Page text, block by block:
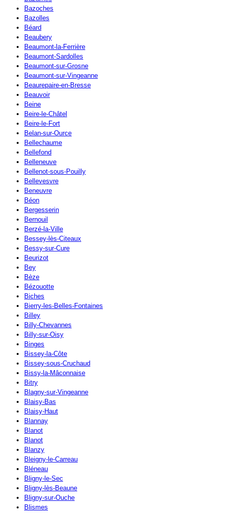
Bazoches
Bazolles
Béard
Beaubery
Beaumont-la-Ferrière
Beaumont-Sardolles
Beaumont-sur-Grosne
Beaumont-sur-Vingeanne
Beaurepaire-en-Bresse
Beauvoir
Beine
Beire-le-Châtel
Beire-le-Fort
Belan-sur-Ource
Bellechaume
Bellefond
Belleneuve
Bellenot-sous-Pouilly
Bellevesvre
Beneuvre
Béon
Bergesserin
Bernouil
Berzé-la-Ville
Bessey-lès-Citeaux
Bessy-sur-Cure
Beurizot
Bey
Bèze
Bézouotte
Biches
Bierry-les-Belles-Fontaines
Billey
Billy-Chevannes
Billy-sur-Oisy
Binges
Bissey-la-Côte
Bissey-sous-Cruchaud
Bissy-la-Mâconnaise
Bitry
Blagny-sur-Vingeanne
Blaisy-Bas
Blaisy-Haut
Blannay
Blanot
Blanot
Blanzy
Bleigny-le-Carreau
Bléneau
Bligny-le-Sec
Bligny-lès-Beaune
Bligny-sur-Ouche
Blismes